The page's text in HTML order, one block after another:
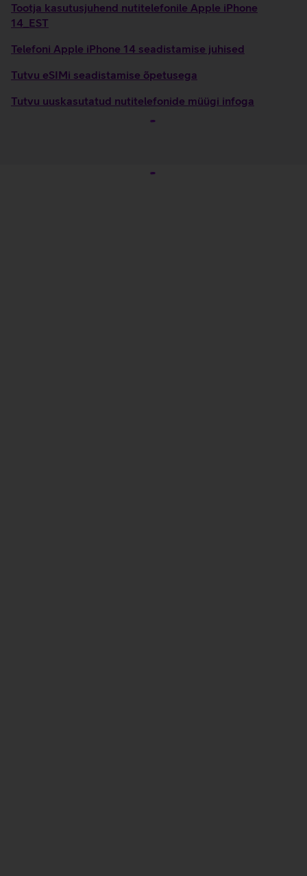
Tootja kasutusjuhend nutitelefonile Apple iPhone
14_EST
Telefoni Apple iPhone 14 seadistamise juhised
Tutvu eSIMi seadistamise õpetusega
Tutvu uuskasutatud nutitelefonide müügi infoga